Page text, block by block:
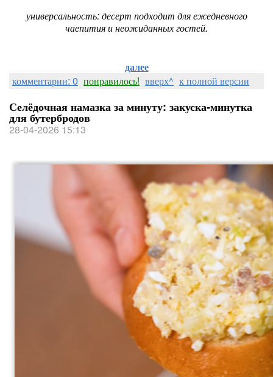
универсальность: десерт подходит для ежедневного
чаепития и неожиданных гостей.
далее
комментарии: 0 понравилось! вверх^ к полной версии
Селёдочная намазка за минуту: закуска‑минутка
для бутербродов
28-04-2026 15:13